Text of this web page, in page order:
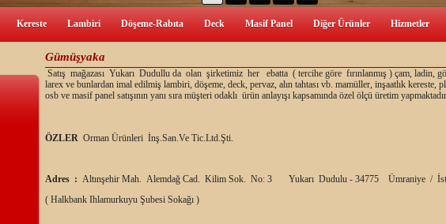
Kereste Lambiri Döşeme-Rabıta Deck Masif Panel Diğer Ürünler Hizmetler
Gümüşyaka
Satış mağazası Yukarı Dudullu da olan şirketimiz her ebatta ( tercihe göre fırınlanmış ) çam, ladin,
larex ve bunlardan imal edilmiş lambiri, döşeme, deck, pervaz, alın tahtası vb. mamüller, inşaatlık kereste,
osb ve masif panel satışının yanı sıra müşteri odaklı ürün anlayışı kapsamında özel ölçü üretim
ÖZLER Orman Ürünleri İnş.San.Ve Tic.Ltd.Şti.
Adres : Altınşehir Mah. Alemdağ Cad. Kilim Sok. No: 3 Yukarı Dudulu - 34775 Ümraniye /
( Halkbank Ihlamurkuyu Şubesi Sokağı )